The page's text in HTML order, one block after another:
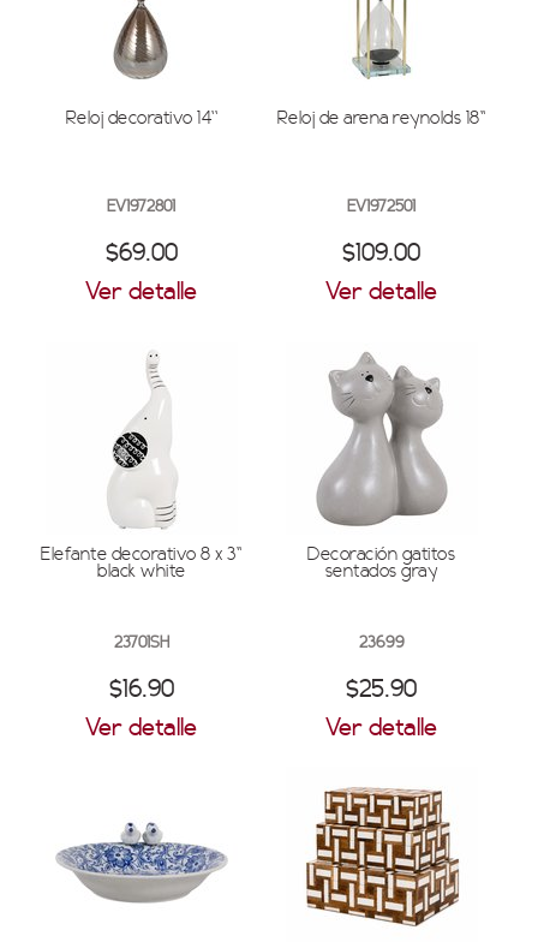
Reloj decorativo 14''
EV1972801
$69.00
Ver detalle
Reloj de arena reynolds 18''
EV1972501
$109.00
Ver detalle
Elefante decorativo 8 x 3''
black white
23701SH
$16.90
Ver detalle
Decoración gatitos
sentados gray
23699
$25.90
Ver detalle